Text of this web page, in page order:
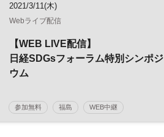
2021/3/11(木)
Webライブ配信
【WEB LIVE配信】
日経SDGsフォーラム特別シンポジ
ウム
へ参加無料 福島 WEB中継